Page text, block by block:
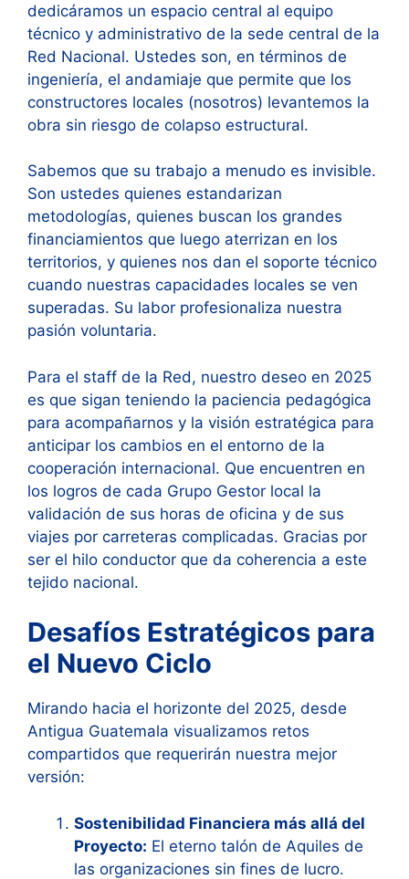
dedicáramos un espacio central al equipo
técnico y administrativo de la sede central de la
Red Nacional. Ustedes son, en términos de
ingeniería, el andamiaje que permite que los
constructores locales (nosotros) levantemos la
obra sin riesgo de colapso estructural.
Sabemos que su trabajo a menudo es invisible.
Son ustedes quienes estandarizan
metodologías, quienes buscan los grandes
financiamientos que luego aterrizan en los
territorios, y quienes nos dan el soporte técnico
cuando nuestras capacidades locales se ven
superadas. Su labor profesionaliza nuestra
pasión voluntaria.
Para el staff de la Red, nuestro deseo en 2025
es que sigan teniendo la paciencia pedagógica
para acompañarnos y la visión estratégica para
anticipar los cambios en el entorno de la
cooperación internacional. Que encuentren en
los logros de cada Grupo Gestor local la
validación de sus horas de oficina y de sus
viajes por carreteras complicadas. Gracias por
ser el hilo conductor que da coherencia a este
tejido nacional.
Desafíos Estratégicos para
el Nuevo Ciclo
Mirando hacia el horizonte del 2025, desde
Antigua Guatemala visualizamos retos
compartidos que requerirán nuestra mejor
versión:
Sostenibilidad Financiera más allá del
Proyecto: El eterno talón de Aquiles de
las organizaciones sin fines de lucro.